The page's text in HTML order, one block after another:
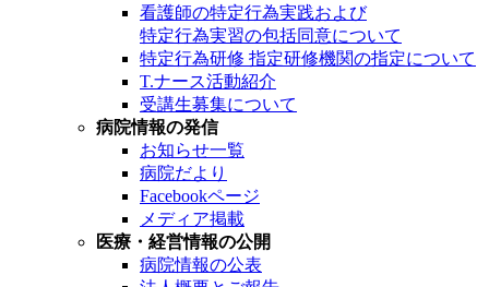
看護師の特定行為実践および
特定行為実習の包括同意について
特定行為研修 指定研修機関の指定について
T.ナース活動紹介
受講生募集について
病院情報の発信
お知らせ一覧
病院だより
Facebookページ
メディア掲載
医療・経営情報の公開
病院情報の公表